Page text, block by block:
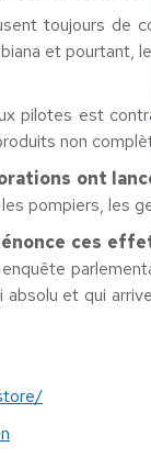
toujours de
et
pilotes est
non
ont
pompiers, les
ces
absolu et qui